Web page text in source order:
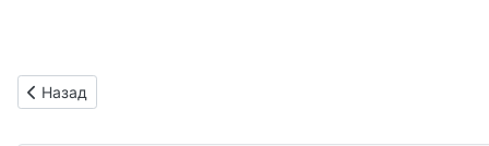
Предыдущий: Международная конференция по медиации
Назад